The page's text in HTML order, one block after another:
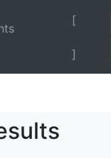
[
]